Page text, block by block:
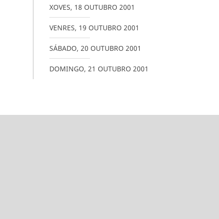
XOVES, 18 OUTUBRO 2001
VENRES, 19 OUTUBRO 2001
SÁBADO, 20 OUTUBRO 2001
DOMINGO, 21 OUTUBRO 2001